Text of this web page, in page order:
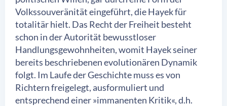
Volkssouveränität eingeführt, die Hayek für
totalitär hielt. Das Recht der Freiheit besteht
schon in der Autorität bewusstloser
Handlungsgewohnheiten, womit Hayek seiner
bereits beschriebenen evolutionären Dynamik
folgt. Im Laufe der Geschichte muss es von
Richtern freigelegt, ausformuliert und
entsprechend einer »immanenten Kritik«, d.h.